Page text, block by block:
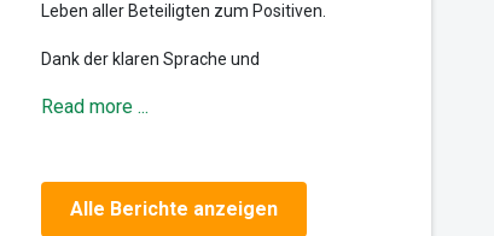
Leben aller Beteiligten zum Positiven.
Dank der klaren Sprache und
Read more ...
Alle Berichte anzeigen